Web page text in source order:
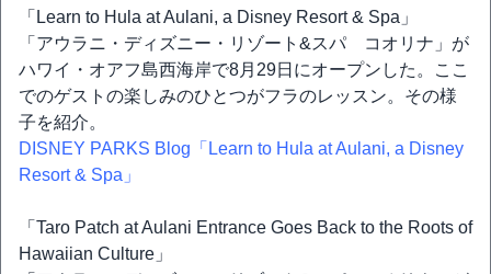
「Learn to Hula at Aulani, a Disney Resort & Spa」
「アウラニ・ディズニー・リゾート&スパ コオリナ」が
ハワイ・オアフ島西海岸で8月29日にオープンした。ここ
でのゲストの楽しみのひとつがフラのレッスン。その様
子を紹介。
DISNEY PARKS Blog「Learn to Hula at Aulani, a Disney
Resort & Spa」
「Taro Patch at Aulani Entrance Goes Back to the Roots of
Hawaiian Culture」